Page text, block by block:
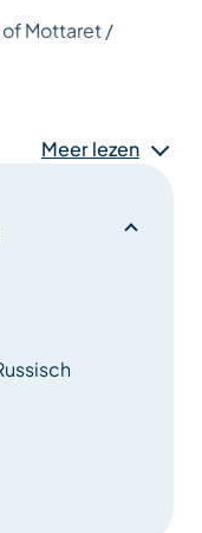
of Mottaret /
Meer lezen